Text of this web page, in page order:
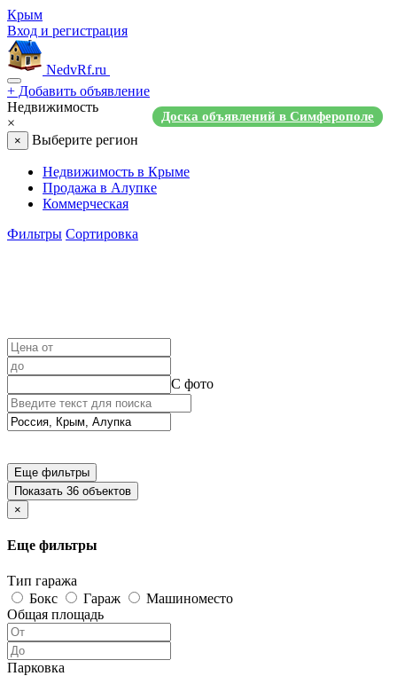
Крым
Вход и регистрация
NedvRf.ru
+ Добавить объявление
Доска объявлений в Симферополе
Недвижимость
×
× Выберите регион
Недвижимость в Крыме
Продажа в Алупке
Коммерческая
Фильтры Сортировка
С фото
Еще фильтры
Показать 36 объектов
×
Еще фильтры
Тип гаража
Бокс
Гараж
Машиноместо
Общая площадь
Парковка